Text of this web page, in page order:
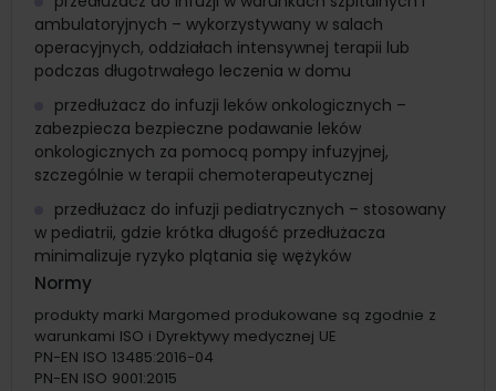
ambulatoryjnych – wykorzystywany w salach
operacyjnych, oddziałach intensywnej terapii lub
podczas długotrwałego leczenia w domu
przedłużacz do infuzji leków onkologicznych –
zabezpiecza bezpieczne podawanie leków
onkologicznych za pomocą pompy infuzyjnej,
szczególnie w terapii chemoterapeutycznej
przedłużacz do infuzji pediatrycznych – stosowany
w pediatrii, gdzie krótka długość przedłużacza
minimalizuje ryzyko plątania się wężyków
Normy
produkty marki Margomed produkowane są zgodnie z
warunkami ISO i Dyrektywy medycznej UE
PN-EN ISO 13485:2016-04
PN-EN ISO 9001:2015